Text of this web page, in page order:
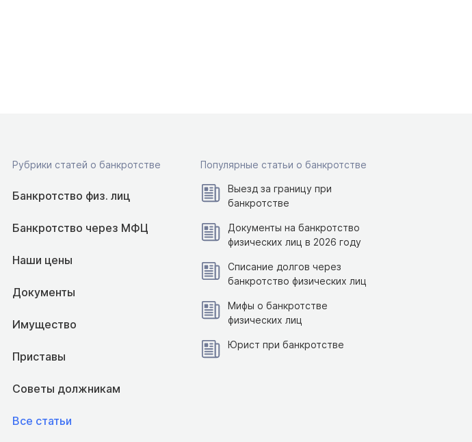
Рубрики статей о банкротстве
Банкротство физ. лиц
Банкротство через МФЦ
Наши цены
Документы
Имущество
Приставы
Советы должникам
Все статьи
Популярные статьи о банкротстве
Выезд за границу при
банкротстве
Документы на банкротство
физических лиц в 2026 году
Списание долгов через
банкротство физических лиц
Мифы о банкротстве
физических лиц
Юрист при банкротстве